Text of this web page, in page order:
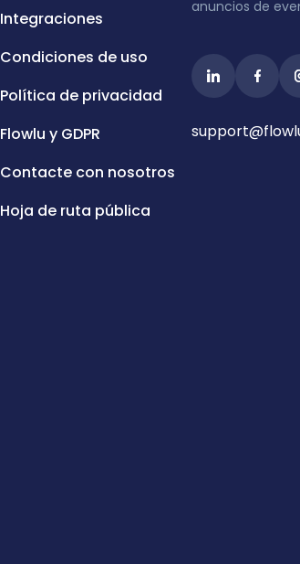
Integraciones
Condiciones de uso
Política de privacidad
Flowlu y GDPR
Contacte con nosotros
Hoja de ruta pública
anuncios de